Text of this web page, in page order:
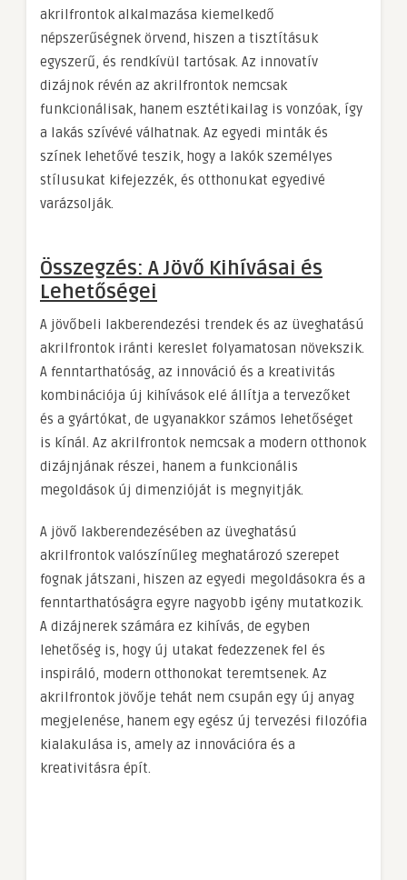
akrilfrontok alkalmazása kiemelkedő
népszerűségnek örvend, hiszen a tisztításuk
egyszerű, és rendkívül tartósak. Az innovatív
dizájnok révén az akrilfrontok nemcsak
funkcionálisak, hanem esztétikailag is vonzóak, így
a lakás szívévé válhatnak. Az egyedi minták és
színek lehetővé teszik, hogy a lakók személyes
stílusukat kifejezzék, és otthonukat egyedivé
varázsolják.
Összegzés: A Jövő Kihívásai és
Lehetőségei
A jövőbeli lakberendezési trendek és az üveghatású
akrilfrontok iránti kereslet folyamatosan növekszik.
A fenntarthatóság, az innováció és a kreativitás
kombinációja új kihívások elé állítja a tervezőket
és a gyártókat, de ugyanakkor számos lehetőséget
is kínál. Az akrilfrontok nemcsak a modern otthonok
dizájnjának részei, hanem a funkcionális
megoldások új dimenzióját is megnyitják.
A jövő lakberendezésében az üveghatású
akrilfrontok valószínűleg meghatározó szerepet
fognak játszani, hiszen az egyedi megoldásokra és a
fenntarthatóságra egyre nagyobb igény mutatkozik.
A dizájnerek számára ez kihívás, de egyben
lehetőség is, hogy új utakat fedezzenek fel és
inspiráló, modern otthonokat teremtsenek. Az
akrilfrontok jövője tehát nem csupán egy új anyag
megjelenése, hanem egy egész új tervezési filozófia
kialakulása is, amely az innovációra és a
kreativitásra épít.